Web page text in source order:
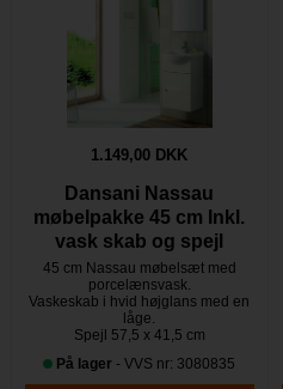
1.149,00 DKK
Dansani Nassau
møbelpakke 45 cm Inkl.
vask skab og spejl
45 cm Nassau møbelsæt med
porcelænsvask.
Vaskeskab i hvid højglans med en
låge.
Spejl 57,5 x 41,5 cm
På lager - VVS nr: 3080835